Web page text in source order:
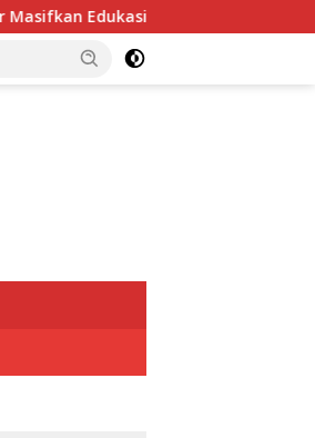
Aman di Titik Rawan Kecelakaan*